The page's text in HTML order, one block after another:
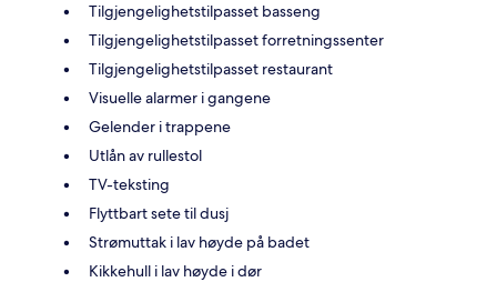
Tilgjengelighetstilpasset basseng
Tilgjengelighetstilpasset forretningssenter
Tilgjengelighetstilpasset restaurant
Visuelle alarmer i gangene
Gelender i trappene
Utlån av rullestol
TV-teksting
Flyttbart sete til dusj
Strømuttak i lav høyde på badet
Kikkehull i lav høyde i dør